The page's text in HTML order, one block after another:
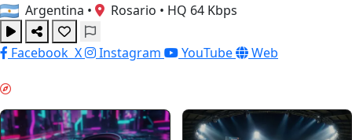
Argentina • Rosario • HQ 64 Kbps
Facebook X Instagram YouTube Web